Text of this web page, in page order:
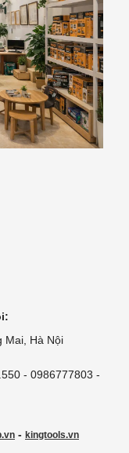
Mai, Hà Nội
- 0986777803 -
- kingtools.vn